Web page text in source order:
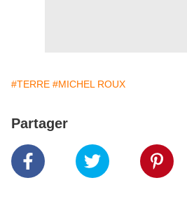
#TERRE #MICHEL ROUX
Partager